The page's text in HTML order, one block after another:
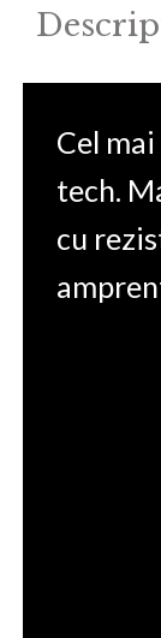
Cel
tech.
cu